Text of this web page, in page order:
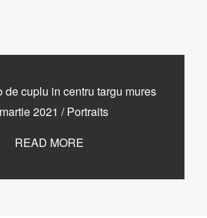
de cuplu in centru targu mures
2021 /Portraits
READ MORE
CONTACT